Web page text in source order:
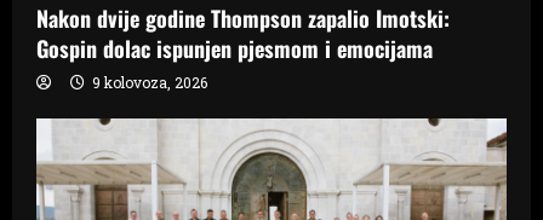
Nakon dvije godine Thompson zapalio Imotski:
Gospin dolac ispunjen pjesmom i emocijama
9 kolovoza, 2026